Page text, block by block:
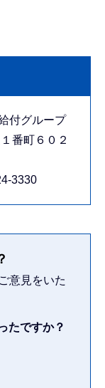
付グループ
番町６０２
3330
意見をいた
たですか？